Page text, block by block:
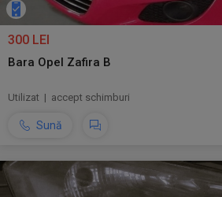
300 LEI
Bara Opel Zafira B
Utilizat | accept schimburi
Sună